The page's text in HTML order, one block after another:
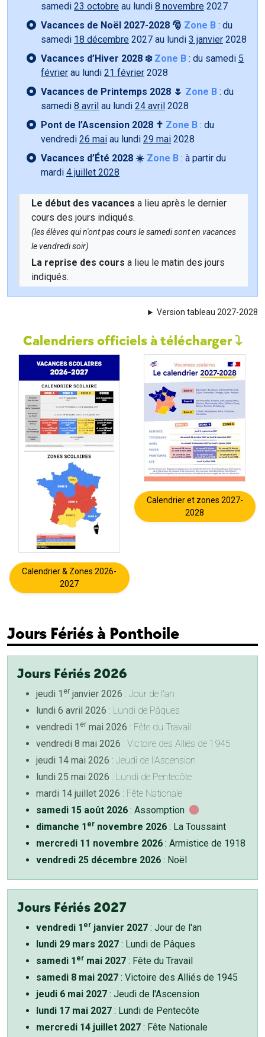
samedi 23 octobre au lundi 8 novembre 2027
Vacances de Noël 2027-2028 🎅 Zone B : du
samedi 18 décembre 2027 au lundi 3 janvier 2028
Vacances d’Hiver 2028 ❄️ Zone B : du samedi 5
février au lundi 21 février 2028
Vacances de Printemps 2028 🌷 Zone B : du
samedi 8 avril au lundi 24 avril 2028
Pont de l’Ascension 2028 ✝️ Zone B : du
vendredi 26 mai au lundi 29 mai 2028
Vacances d’Été 2028 ☀️ Zone B : à partir du
mardi 4 juillet 2028
Le début des vacances a lieu après le dernier
cours des jours indiqués.
(les élèves qui n'ont pas cours le samedi sont en vacances
le vendredi soir)
La reprise des cours a lieu le matin des jours
indiqués.
Version tableau 2027-2028
Calendriers officiels à télécharger
Calendrier & Zones 2026-
2027
Calendrier et zones 2027-
2028
Jours Fériés à Ponthoile
Jours Fériés 2026
jeudi 1 er janvier 2026 : Jour de l'an
lundi 6 avril 2026 : Lundi de Pâques
vendredi 1 er mai 2026 : Fête du Travail
vendredi 8 mai 2026 : Victoire des Alliés de 1945
jeudi 14 mai 2026 : Jeudi de l'Ascension
lundi 25 mai 2026 : Lundi de Pentecôte
mardi 14 juillet 2026 : Fête Nationale
samedi 15 août 2026 : Assomption
dimanche 1 er novembre 2026 : La Toussaint
mercredi 11 novembre 2026 : Armistice de 1918
vendredi 25 décembre 2026 : Noël
Jours Fériés 2027
vendredi 1 er janvier 2027 : Jour de l'an
lundi 29 mars 2027 : Lundi de Pâques
samedi 1 er mai 2027 : Fête du Travail
samedi 8 mai 2027 : Victoire des Alliés de 1945
jeudi 6 mai 2027 : Jeudi de l'Ascension
lundi 17 mai 2027 : Lundi de Pentecôte
mercredi 14 juillet 2027 : Fête Nationale